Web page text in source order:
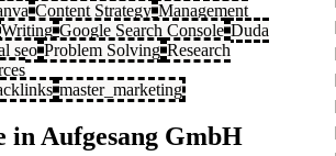
Content Strategy Management
Writing Google Search Console Duda
seo Problem Solving Research
master_marketing
in Aufgesang GmbH